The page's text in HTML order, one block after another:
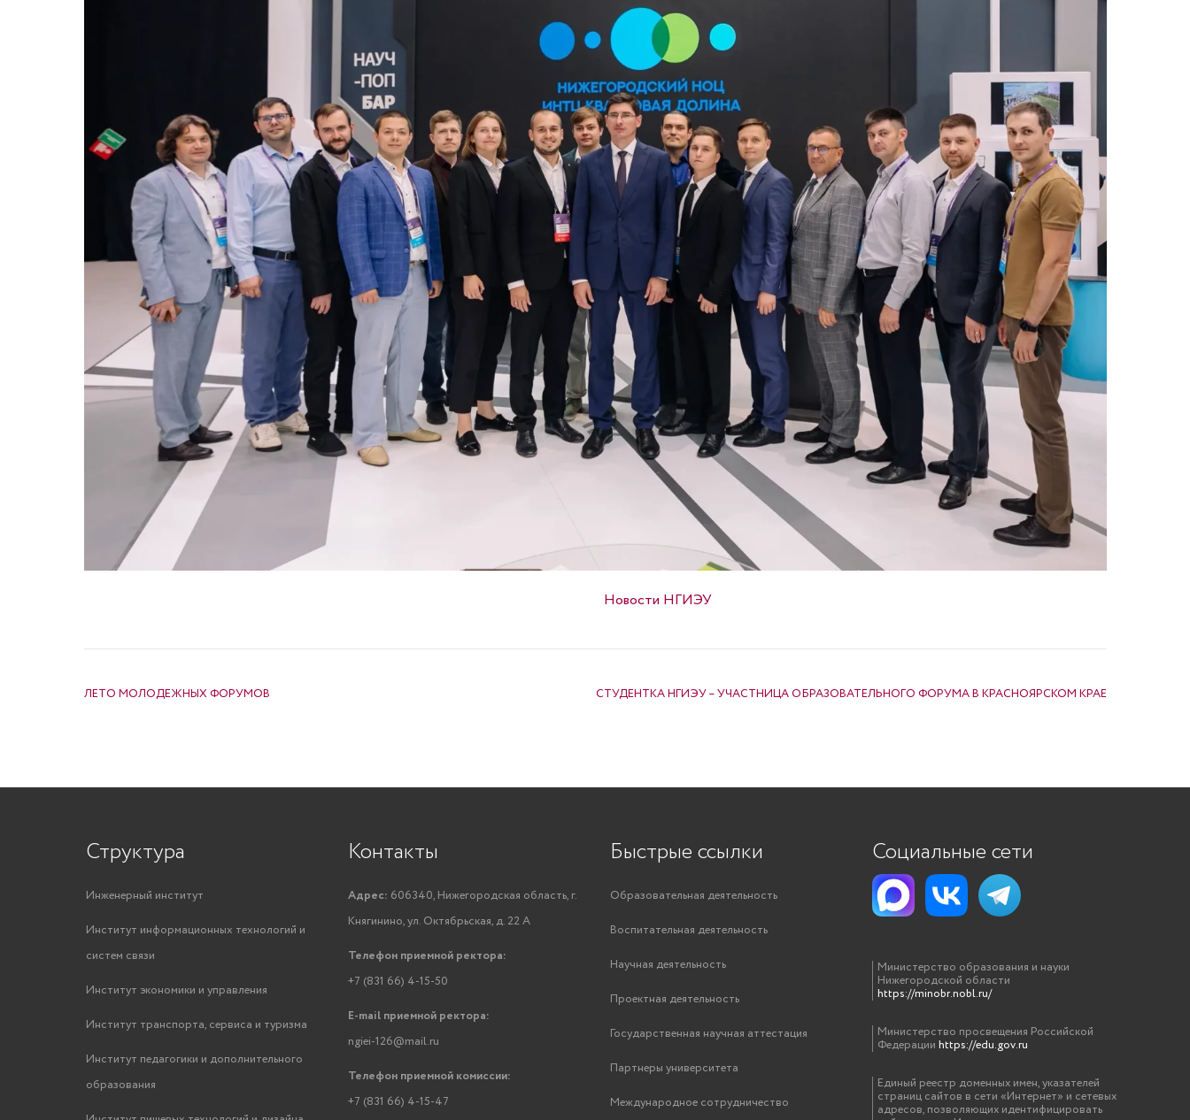
Новости НГИЭУ
ЛЕТО МОЛОДЕЖНЫХ ФОРУМОВ СТУДЕНТКА НГИЭУ – УЧАСТНИЦА ОБРАЗОВАТЕЛЬНОГО ФОРУМА В КРАСНОЯРСКОМ КРАЕ
Структура
Инженерный институт
Институт информационных технологий и
систем связи
Институт экономики и управления
Институт транспорта, сервиса и туризма
Институт педагогики и дополнительного
образования
Контакты
Адрес: 606340, Нижегородская область, г.
Княгинино, ул. Октябрьская, д. 22 А
Телефон приемной ректора:
+7 (831 66) 4-15-50
E-mail приемной ректора:
ngiei-126@mail.ru
Телефон приемной комиссии:
+7 (831 66) 4-15-47
Быстрые ссылки
Образовательная деятельность
Воспитательная деятельность
Научная деятельность
Проектная деятельность
Государственная научная аттестация
Партнеры университета
Международное сотрудничество
Социальные сети
Министерство образования и науки
Нижегородской области
https://minobr.nobl.ru/
Министерство просвещения Российской
Федерации https://edu.gov.ru
Единый реестр доменных имен, указателей
страниц сайтов в сети «Интернет» и сетевых
адресов, позволяющих идентифицировать